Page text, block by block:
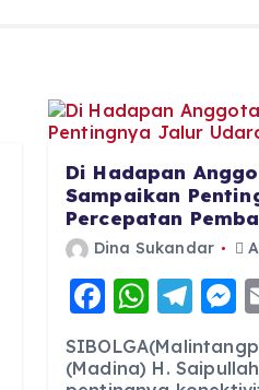
Di Hadapan
Sampaikan
Percepatan
Dina Sukandar
F
a
c
W
h
a
T
el
e
e
(Madina) H.